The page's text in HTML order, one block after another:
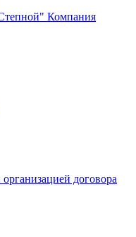
Компания
договора